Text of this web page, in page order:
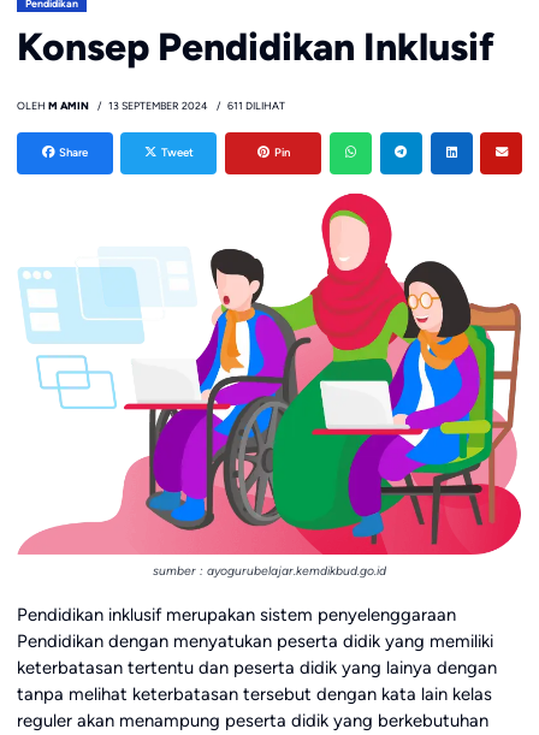
Pendidikan
Konsep Pendidikan Inklusif
OLEH M AMIN 13 SEPTEMBER 2024 611 DILIHAT
Share Tweet Pin
sumber : ayogurubelajar.kemdikbud.go.id
Pendidikan inklusif merupakan sistem penyelenggaraan
Pendidikan dengan menyatukan peserta didik yang memiliki
keterbatasan tertentu dan peserta didik yang lainya dengan
tanpa melihat keterbatasan tersebut dengan kata lain kelas
reguler akan menampung peserta didik yang berkebutuhan